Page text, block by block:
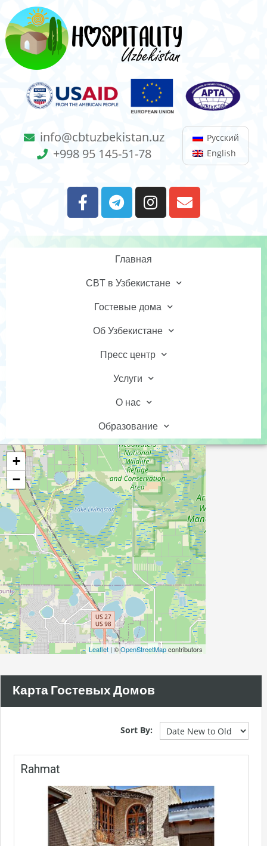
info@cbtuzbekistan.uz
+998 95 145-51-78
Русский
English
Главная
CBT в Узбекистане
Гостевые дома
Об Узбекистане
Пресс центр
Услуги
О нас
Образование
+
−
Leaflet| ©OpenStreetMapcontributors
Карта Гостевых Домов
Sort By:
Rahmat